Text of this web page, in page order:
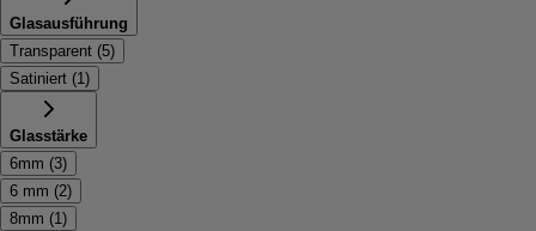
Glasausführung
Transparent (5)
Satiniert (1 )
Glasstärke
6mm (3)
6 mm (2)
8mm (1 )